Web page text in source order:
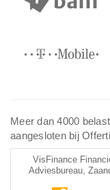
Meer dan 4000
aangesloten bij
VisFinance
Adviesbureau,